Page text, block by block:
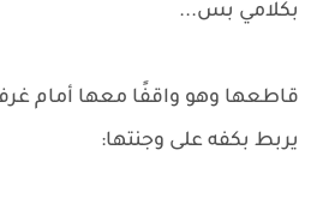
بكلامي بس...
قاطعها وهو واقفًا معها أمام
يربط بكفه على وجنتها: